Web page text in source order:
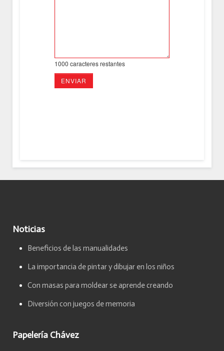
1000 caracteres restantes
ENVIAR
Noticias
Beneficios de las manualidades
La importancia de pintar y dibujar en los niños
Con masas para moldear se aprende creando
Diversión con juegos de memoria
Papelería Chávez